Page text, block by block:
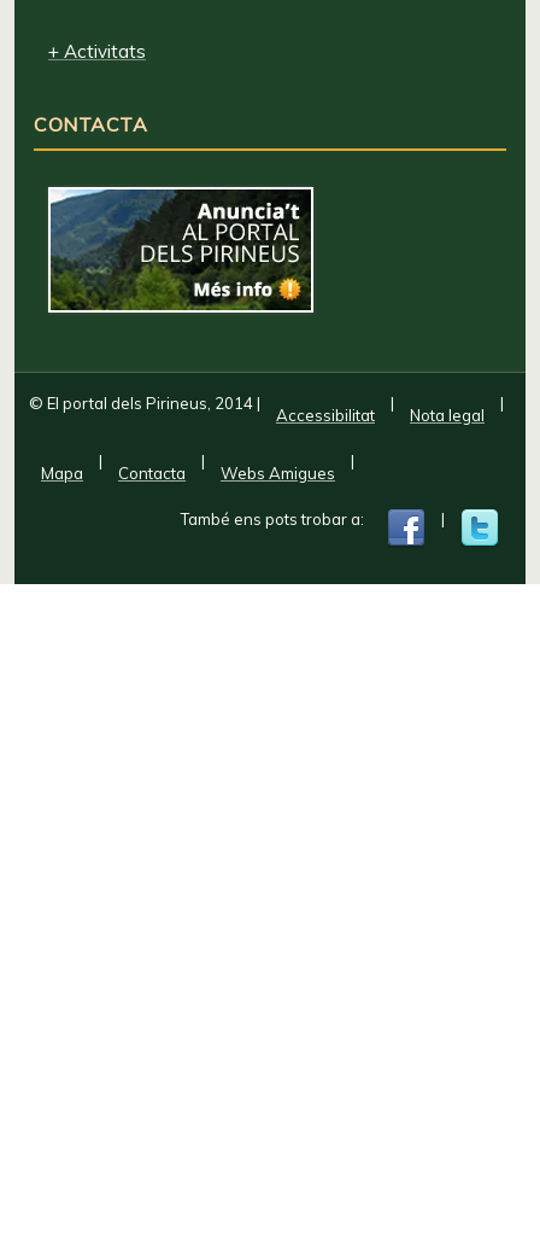
+ Activitats
CONTACTA
© El portal dels Pirineus, 2014|
Accessibilitat
|
Nota legal
|
Mapa
|
Contacta
|
Webs Amigues
|
També ens pots trobar a: |